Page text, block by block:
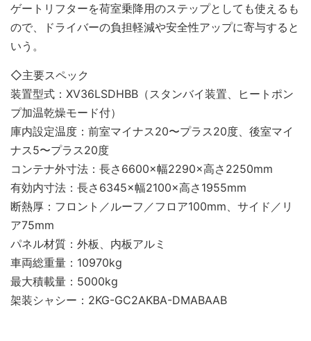
ゲートリフターを荷室乗降用のステップとしても使えるも
ので、ドライバーの負担軽減や安全性アップに寄与すると
いう。
◇主要スペック
装置型式：XV36LSDHBB（スタンバイ装置、ヒートポン
プ加温乾燥モード付）
庫内設定温度：前室マイナス20〜プラス20度、後室マイ
ナス5〜プラス20度
コンテナ外寸法：長さ6600×幅2290×高さ2250mm
有効内寸法：長さ6345×幅2100×高さ1955mm
断熱厚：フロント／ルーフ／フロア100mm、サイド／リ
ア75mm
パネル材質：外板、内板アルミ
車両総重量：10970kg
最大積載量：5000kg
架装シャシー：2KG-GC2AKBA-DMABAAB